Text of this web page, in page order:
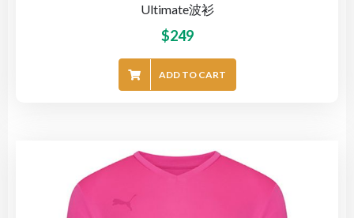
Ultimate波衫
$249
ADD TO CART